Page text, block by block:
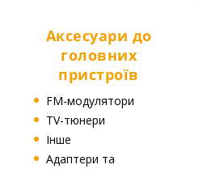
Аксесуари до
головних
пристроїв
FM-модулятори
TV-тюнери
Інше
Адаптери та